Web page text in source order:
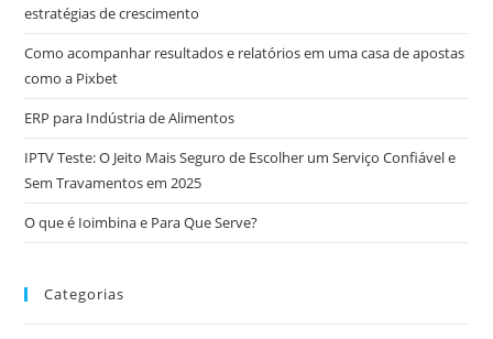
estratégias de crescimento
Como acompanhar resultados e relatórios em uma casa de apostas
como a Pixbet
ERP para Indústria de Alimentos
IPTV Teste: O Jeito Mais Seguro de Escolher um Serviço Confiável e
Sem Travamentos em 2025
O que é Ioimbina e Para Que Serve?
Categorias